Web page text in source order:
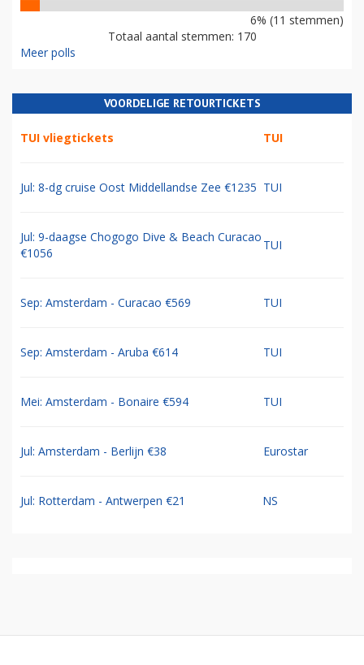
6% (11 stemmen)
Totaal aantal stemmen: 170
Meer polls
VOORDELIGE RETOURTICKETS
TUI vliegtickets TUI
Jul: 8-dg cruise Oost Middellandse Zee €1235 TUI
Jul: 9-daagse Chogogo Dive & Beach Curacao
€1056
TUI
Sep: Amsterdam - Curacao €569 TUI
Sep: Amsterdam - Aruba €614 TUI
Mei: Amsterdam - Bonaire €594 TUI
Jul: Amsterdam - Berlijn €38 Eurostar
Jul: Rotterdam - Antwerpen €21 NS